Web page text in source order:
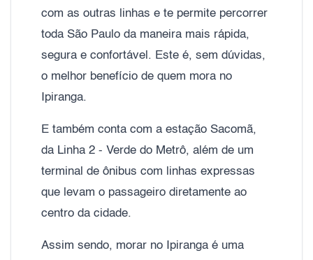
com as outras linhas e te permite percorrer
toda São Paulo da maneira mais rápida,
segura e confortável. Este é, sem dúvidas,
o melhor benefício de quem mora no
Ipiranga.
E também conta com a estação Sacomã,
da Linha 2 - Verde do Metrô, além de um
terminal de ônibus com linhas expressas
que levam o passageiro diretamente ao
centro da cidade.
Assim sendo, morar no Ipiranga é uma